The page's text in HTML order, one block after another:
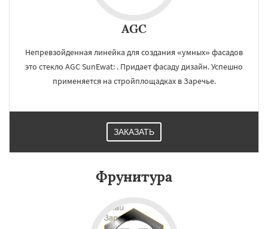
AGC
Непревзойденная линейка для создания «умных» фасадов
это стекло AGC SunEwat: . Придает фасаду дизайн. Успешно
применяется на стройплощадках в Заречье.
ЗАКАЗАТЬ
Фрунитура